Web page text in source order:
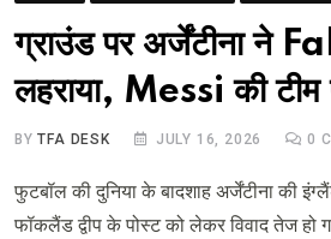
ग्राउंड पर अर्जेंटीना ने
लहराया, Messi की
BYTFA DESK JULY 16, 2026 0
फुटबॉल की दुनिया के बादशाह अर्जेंटीना की
फॉकलैंड द्वीप के पोस्ट को लेकर विवाद तेज हो